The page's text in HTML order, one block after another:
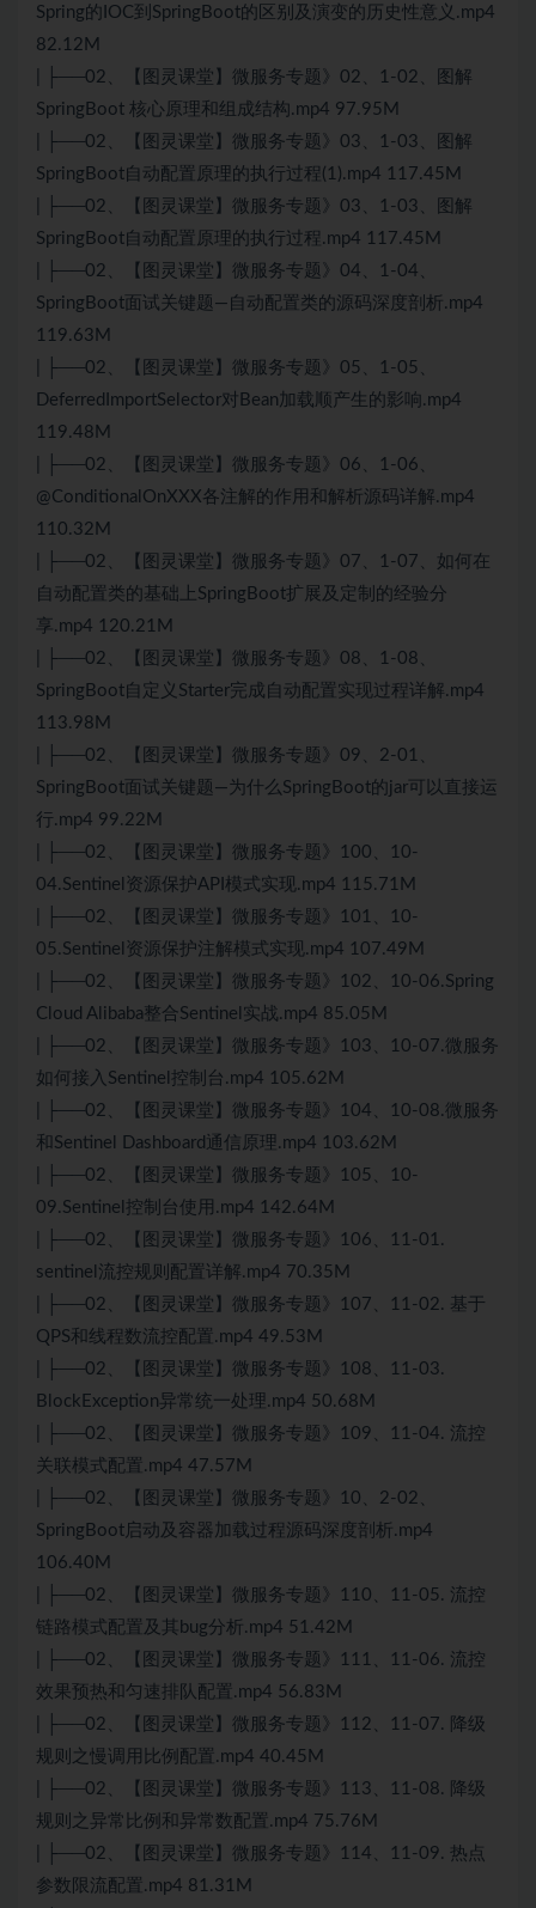
Spring的IOC到SpringBoot的区别及演变的历史性意义.mp4
82.12M
| ├──02、【图灵课堂】微服务专题》02、1-02、图解
SpringBoot 核心原理和组成结构.mp4 97.95M
| ├──02、【图灵课堂】微服务专题》03、1-03、图解
SpringBoot自动配置原理的执行过程(1).mp4 117.45M
| ├──02、【图灵课堂】微服务专题》03、1-03、图解
SpringBoot自动配置原理的执行过程.mp4 117.45M
| ├──02、【图灵课堂】微服务专题》04、1-04、
SpringBoot面试关键题—自动配置类的源码深度剖析.mp4
119.63M
| ├──02、【图灵课堂】微服务专题》05、1-05、
DeferredImportSelector对Bean加载顺产生的影响.mp4
119.48M
| ├──02、【图灵课堂】微服务专题》06、1-06、
@ConditionalOnXXX各注解的作用和解析源码详解.mp4
110.32M
| ├──02、【图灵课堂】微服务专题》07、1-07、如何在
自动配置类的基础上SpringBoot扩展及定制的经验分
享.mp4 120.21M
| ├──02、【图灵课堂】微服务专题》08、1-08、
SpringBoot自定义Starter完成自动配置实现过程详解.mp4
113.98M
| ├──02、【图灵课堂】微服务专题》09、2-01、
SpringBoot面试关键题—为什么SpringBoot的jar可以直接运
行.mp4 99.22M
| ├──02、【图灵课堂】微服务专题》100、10-
04.Sentinel资源保护API模式实现.mp4 115.71M
| ├──02、【图灵课堂】微服务专题》101、10-
05.Sentinel资源保护注解模式实现.mp4 107.49M
| ├──02、【图灵课堂】微服务专题》102、10-06.Spring
Cloud Alibaba整合Sentinel实战.mp4 85.05M
| ├──02、【图灵课堂】微服务专题》103、10-07.微服务
如何接入Sentinel控制台.mp4 105.62M
| ├──02、【图灵课堂】微服务专题》104、10-08.微服务
和Sentinel Dashboard通信原理.mp4 103.62M
| ├──02、【图灵课堂】微服务专题》105、10-
09.Sentinel控制台使用.mp4 142.64M
| ├──02、【图灵课堂】微服务专题》106、11-01.
sentinel流控规则配置详解.mp4 70.35M
| ├──02、【图灵课堂】微服务专题》107、11-02. 基于
QPS和线程数流控配置.mp4 49.53M
| ├──02、【图灵课堂】微服务专题》108、11-03.
BlockException异常统一处理.mp4 50.68M
| ├──02、【图灵课堂】微服务专题》109、11-04. 流控
关联模式配置.mp4 47.57M
| ├──02、【图灵课堂】微服务专题》10、2-02、
SpringBoot启动及容器加载过程源码深度剖析.mp4
106.40M
| ├──02、【图灵课堂】微服务专题》110、11-05. 流控
链路模式配置及其bug分析.mp4 51.42M
| ├──02、【图灵课堂】微服务专题》111、11-06. 流控
效果预热和匀速排队配置.mp4 56.83M
| ├──02、【图灵课堂】微服务专题》112、11-07. 降级
规则之慢调用比例配置.mp4 40.45M
| ├──02、【图灵课堂】微服务专题》113、11-08. 降级
规则之异常比例和异常数配置.mp4 75.76M
| ├──02、【图灵课堂】微服务专题》114、11-09. 热点
参数限流配置.mp4 81.31M